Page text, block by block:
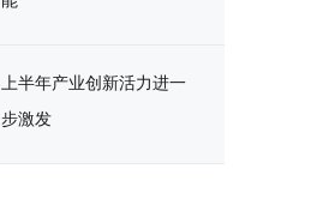
上半年产业创新活力进一
步激发